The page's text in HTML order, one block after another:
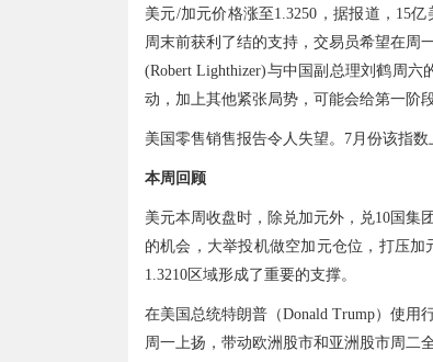
美元/加元价格涨至1.3250，据报道，15
周末前获利了结的支持，交易员希望在周
(Robert Lighthizer)与中国副总理刘鹤周
动，加上其他紧张局势，可能会给第一阶
美国零售销售报告令人失望。7月份该指数
本周回顾
美元本周收盘时，除兑加元外，兑10国集
的机会，大举投机做空加元仓位，打压加
1.3210区域形成了重要的支撑。
在美国总统特朗普（Donald Trump）使
周一上扬，带动欧洲股市和亚洲股市周二